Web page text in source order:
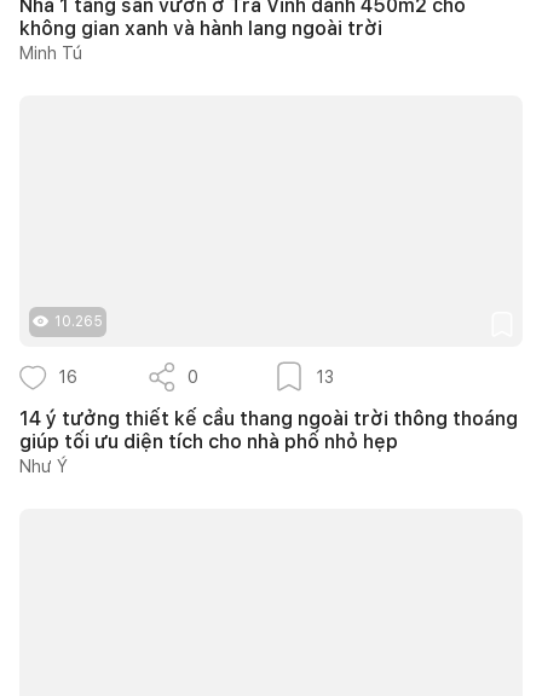
Nhà 1 tầng sân vườn ở Trà Vinh dành 450m2 cho
không gian xanh và hành lang ngoài trời
Minh Tú
10.265
16 0 13
14 ý tưởng thiết kế cầu thang ngoài trời thông thoáng
giúp tối ưu diện tích cho nhà phố nhỏ hẹp
Như Ý